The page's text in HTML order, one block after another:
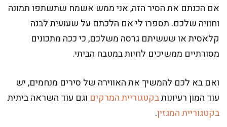
אם הכנתם את הסיר הזה, אני ממש אשמח שתשתפו תמונה
וחוויה שלכם. תספרו לי אם הלכתם על שעועית לבנה
קלאסית או שעשיתם גרסה משלכם, כי ככה מתכונים
מסורתיים ממשיכים לחיות במטבח הביתי.
ואם בא לכם להמשיך את האווירה של סירים מנחמים, יש
עוד המון רעיונותבקטגוריית המרקים וגם עוד השראה ביתית
בקטגוריית המגזין.